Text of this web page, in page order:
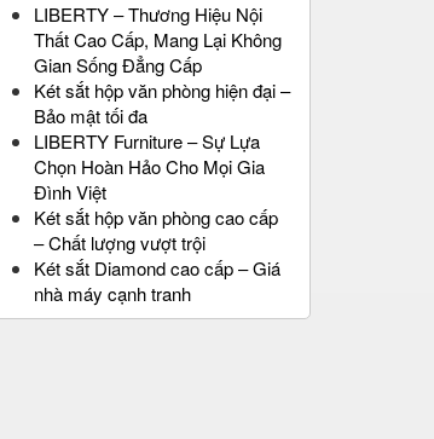
LIBERTY – Thương Hiệu Nội
Thất Cao Cấp, Mang Lại Không
Gian Sống Đẳng Cấp
Két sắt hộp văn phòng hiện đại –
Bảo mật tối đa
LIBERTY Furniture – Sự Lựa
Chọn Hoàn Hảo Cho Mọi Gia
Đình Việt
Két sắt hộp văn phòng cao cấp
– Chất lượng vượt trội
Két sắt Diamond cao cấp – Giá
nhà máy cạnh tranh